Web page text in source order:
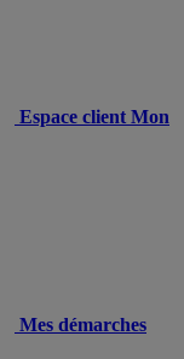
Espace client Mon
Mes démarches